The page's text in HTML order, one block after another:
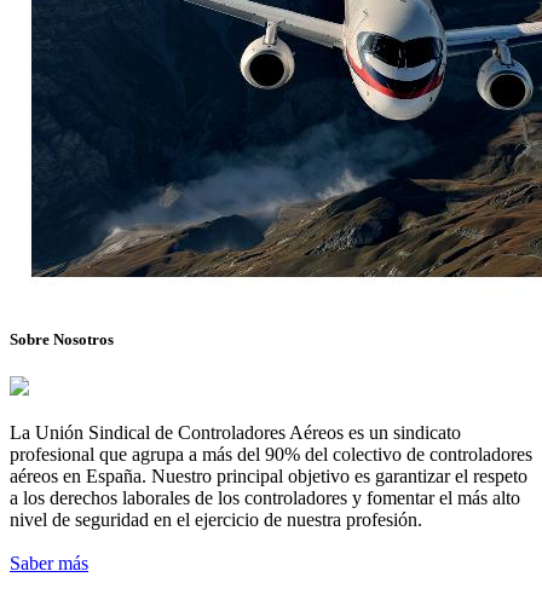
Sobre Nosotros
La Unión Sindical de Controladores Aéreos es un sindicato
profesional que agrupa a más del 90% del colectivo de controladores
aéreos en España. Nuestro principal objetivo es garantizar el respeto
a los derechos laborales de los controladores y fomentar el más alto
nivel de seguridad en el ejercicio de nuestra profesión.
Saber más